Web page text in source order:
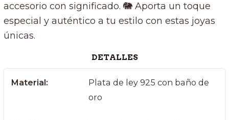
accesorio con significado. 🐘 Aporta un toque
especial y auténtico a tu estilo con estas joyas
únicas.
DETALLES
Material:
Plata de ley 925 con baño de
oro